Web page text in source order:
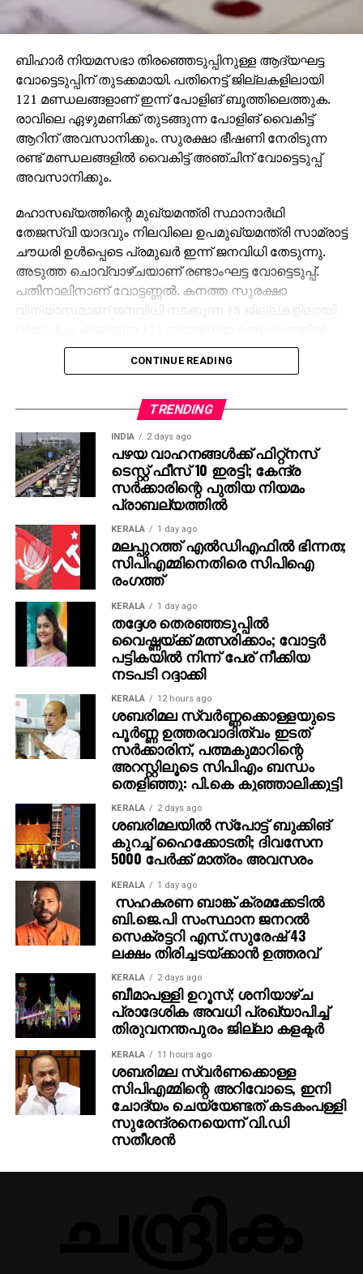
ബിഹാര്‍ നിയമസഭാ തിരഞ്ഞെടുപ്പിനുള്ള ആദ്യഘട്ട
വോട്ടെടുപ്പിന് തുടക്കമായി. പതിനെട്ട് ജില്ലകളിലായി
121 മണ്ഡലങ്ങളാണ് ഇന്ന് പോളിങ് ബൂത്തിലെത്തുക.
രാവിലെ ഏഴുമണിക്ക് തുടങ്ങുന്ന പോളിങ് വൈകിട്ട്
ആറിന് അവസാനിക്കും. സുരക്ഷാ ഭീഷണി നേരിടുന്ന
രണ്ട് മണ്ഡലങ്ങളില്‍ വൈകിട്ട് അഞ്ചിന് വോട്ടെടുപ്പ്
അവസാനിക്കും.
മഹാസഖ്യത്തിന്റെ മുഖ്യമന്ത്രി സ്ഥാനാര്‍ഥി
തേജസ്വി യാദവും നിലവിലെ ഉപമുഖ്യമന്ത്രി സാമ്രാട്ട്
ചൗധരി ഉള്‍പ്പെടെ പ്രമുഖര്‍ ഇന്ന് ജനവിധി തേടുന്നു.
അടുത്ത ചൊവ്വാഴ്ചയാണ് രണ്ടാംഘട്ട വോട്ടെടുപ്പ്.
പതിനാലിനാണ് വോട്ടണ്ണല്‍. കനത്ത സുരക്ഷാ
വിന്യാസമാണ് ജനവിധി നടക്കുന്ന 18 ജില്ലകളിലായി
ഒരുക്കിയിട്ടുള്ളത്.
ഹരിയാന വോട്ട് ചോരി ആരോപണം സംസ്ഥാനത്ത്
കാര്യമായ ചര്‍ച്ചയായിട്ടുണ്ട്. ‘മായി ബഹിന്‍ മാന്‍
യോജന’ പ്രകാരം സ്ത്രീകള്‍ക്ക് 30,000 രൂപ
നല്‍കുമെന്ന തേജസ്വി യാദവിന്റെ വാഗ്ദാനം.
CONTINUE READING
TRENDING
INDIA 2 days ago
പഴയ വാഹനങ്ങള്‍ക്ക് ഫിറ്റ്‌നസ്
ടെസ്റ്റ് ഫീസ് 10 ഇരട്ടി; കേന്ദ്ര
സര്‍ക്കാരിന്റെ പുതിയ നിയമം
പ്രാബല്യത്തില്‍
KERALA 1 day ago
മലപ്പുറത്ത് എല്‍ഡിഎഫില്‍ ഭിന്നത;
സിപിഎമ്മിനെതിരെ സിപിഐ
രംഗത്ത്
KERALA 1 day ago
തദ്ദേശ തെരഞ്ഞടുപ്പില്‍
വൈഷ്ണയ്ക്ക് മത്സരിക്കാം; വോട്ടര്‍
പട്ടികയില്‍ നിന്ന് പേര് നീക്കിയ
നടപടി റദ്ദാക്കി
KERALA 12 hours ago
ശബരിമല സ്വര്‍ണ്ണക്കൊള്ളയുടെ
പൂര്‍ണ്ണ ഉത്തരവാദിത്വം ഇടത്
സര്‍ക്കാരിന്, പത്മകുമാറിന്റെ
അറസ്റ്റിലൂടെ സിപിഎം ബന്ധം
തെളിഞ്ഞു: പി.കെ കുഞ്ഞാലിക്കുട്ടി
KERALA 2 days ago
ശബരിമലയില്‍ സ്‌പോട്ട് ബുക്കിങ്
കുറച്ച് ഹൈക്കോടതി; ദിവസേന
5000 പേര്‍ക്ക് മാത്രം അവസരം
KERALA 1 day ago
സഹകരണ ബാങ്ക് ക്രമക്കേടില്‍
ബി.ജെ.പി സംസ്ഥാന ജനറല്‍
സെക്രട്ടറി എസ്.സുരേഷ് 43
ലക്ഷം തിരിച്ചടയ്ക്കാന്‍ ഉത്തരവ്
KERALA 2 days ago
ബീമാപള്ളി ഉറൂസ്; ശനിയാഴ്ച
പ്രാദേശിക അവധി പ്രഖ്യാപിച്ച്
തിരുവനന്തപുരം ജില്ലാ കളക്ടര്‍
KERALA 11 hours ago
ശബരിമല സ്വര്‍ണക്കൊള്ള
സിപിഎമ്മിന്റെ അറിവോടെ, ഇനി
ചോദ്യം ചെയ്യേണ്ടത് കടകംപള്ളി
സുരേന്ദ്രനെയെന്ന് വി.ഡി
സതീശന്‍